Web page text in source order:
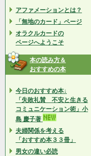
アファメーションとは？
「無地のカード」ページ
オラクルカードの
ページへようこそ
本の読み方＆
おすすめの本
今日のおすすめ本↓
「失敗礼賛 不安と生きる
コミュニケーション術」小
島 慶子著
夫婦関係を考える
「おすすめ本３３冊」
男女の違い必読